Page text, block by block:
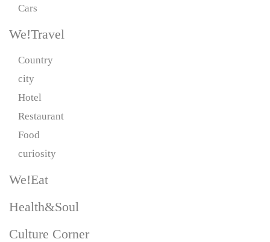
Cars
We!Travel
Country
city
Hotel
Restaurant
Food
curiosity
We!Eat
Health&Soul
Culture Corner